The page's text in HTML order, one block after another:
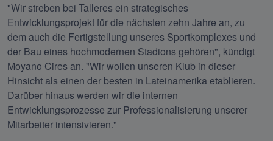
"Wir streben bei Talleres ein strategisches
Entwicklungsprojekt für die nächsten zehn Jahre an, zu
dem auch die Fertigstellung unseres Sportkomplexes und
der Bau eines hochmodernen Stadions gehören", kündigt
Moyano Cires an. "Wir wollen unseren Klub in dieser
Hinsicht als einen der besten in Lateinamerika etablieren.
Darüber hinaus werden wir die internen
Entwicklungsprozesse zur Professionalisierung unserer
Mitarbeiter intensivieren."